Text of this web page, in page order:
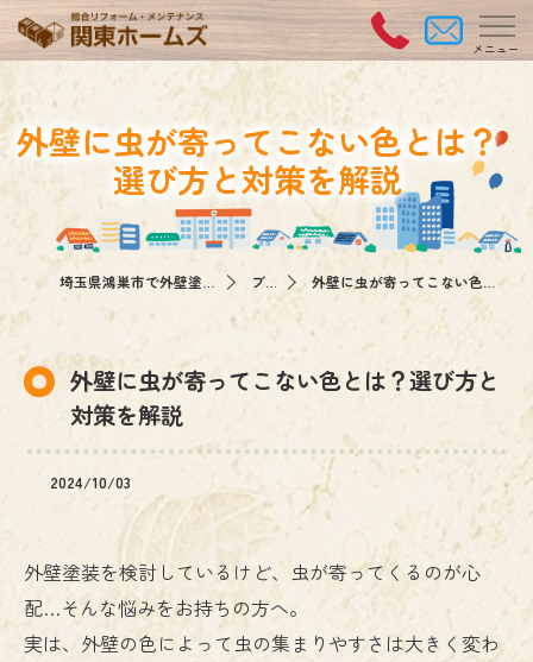
外壁に虫が寄ってこない色とは？
選び方と対策を解説
ブログ 外壁に虫が寄ってこない色とは？選び方と対策を解説
外壁に虫が寄ってこない色とは？選び方と
対策を解説
2024/10/03
外壁塗装を検討しているけど、虫が寄ってくるのが心
配…そんな悩みをお持ちの方へ。
実は、外壁の色によって虫の集まりやすさは大きく変わ